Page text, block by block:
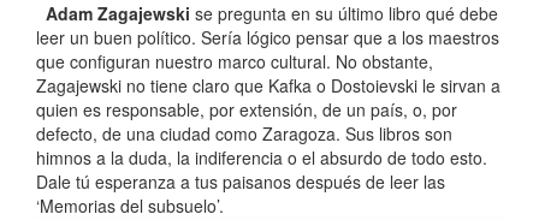
Adam Zagajewski se pregunta en su último libro qué debe
leer un buen político. Sería lógico pensar que a los maestros
que configuran nuestro marco cultural. No obstante,
Zagajewski no tiene claro que Kafka o Dostoievski le sirvan a
quien es responsable, por extensión, de un país, o, por
defecto, de una ciudad como Zaragoza. Sus libros son
himnos a la duda, la indiferencia o el absurdo de todo esto.
Dale tú esperanza a tus paisanos después de leer las
‘Memorias del subsuelo’.